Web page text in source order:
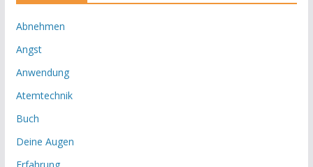
Abnehmen
Angst
Anwendung
Atemtechnik
Buch
Deine Augen
Erfahrung